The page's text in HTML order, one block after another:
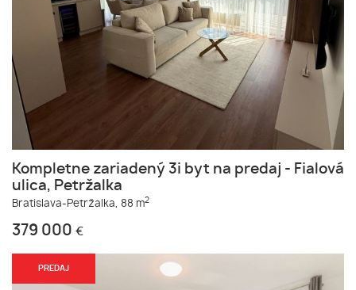
Kompletne zariadený 3i byt na predaj - Fialová
ulica, Petržalka
Bratislava-Petržalka, 88 m2
379 000 €
PREDAJ